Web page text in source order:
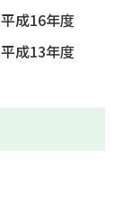
平成16年度
平成13年度